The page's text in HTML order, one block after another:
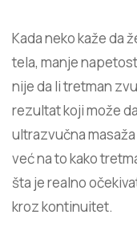
Kada neko kaže da
tela, manje
nije da li tretman
rezultat koji može
ultrazvučna
već na to kako
šta je realno
kroz kontinuitet.